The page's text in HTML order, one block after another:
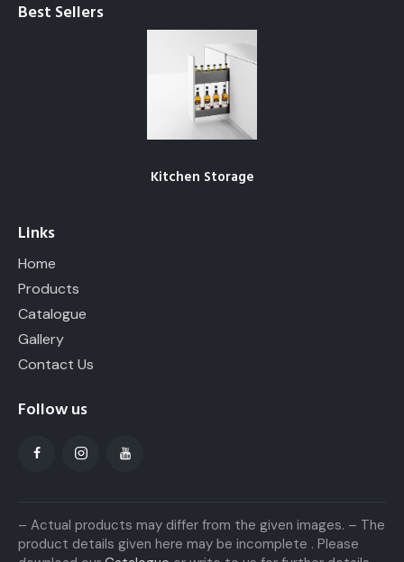
Best Sellers
Kitchen Storage
Links
Home
Products
Catalogue
Gallery
Contact Us
Follow us
– Actual products may differ from the given images. – The
product details given here may be incomplete . Please